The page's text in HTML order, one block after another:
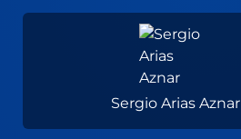
Sergio Arias Aznar